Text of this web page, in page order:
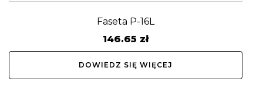
Faseta P-16L
146.65 zł
DOWIEDZ SIĘ WIĘCEJ